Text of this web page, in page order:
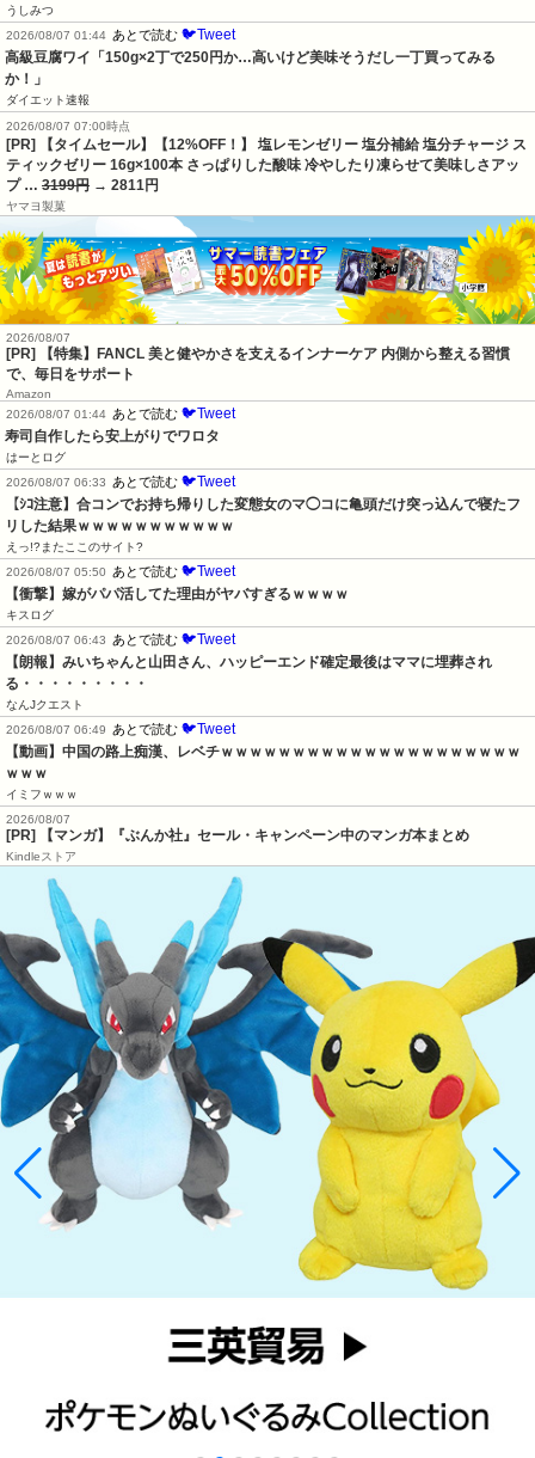
うしみつ
2026/08/07 01:44 あとで読む 🐦Tweet
高級豆腐ワイ「150g×2丁で250円か…高いけど美味そうだし一丁買ってみる
か！」
ダイエット速報
2026/08/07 07:00時点
[PR] 【タイムセール】【12%OFF！】 塩レモンゼリー 塩分補給 塩分チャージ ス
ティックゼリー 16g×100本 さっぱりした酸味 冷やしたり凍らせて美味しさアッ
プ … 3199円 → 2811円
ヤマヨ製菓
2026/08/07
[PR] 【特集】FANCL 美と健やかさを支えるインナーケア 内側から整える習慣
で、毎日をサポート
Amazon
2026/08/07 01:44 あとで読む 🐦Tweet
寿司自作したら安上がりでワロタ
はーとログ
2026/08/07 06:33
あとで読む 🐦Tweet
【ｼｺ注意】合コンでお持ち帰りした変態女のマ◯コに亀頭だけ突っ込んで寝たフ
リした結果ｗｗｗｗｗｗｗｗｗｗｗ
えっ!?またここのサイト?
2026/08/07 05:50
あとで読む 🐦Tweet
【衝撃】嫁がパパ活してた理由がヤバすぎるｗｗｗｗ
キスログ
2026/08/07 06:43
あとで読む 🐦Tweet
【朗報】みいちゃんと山田さん、ハッピーエンド確定最後はママに埋葬され
る・・・・・・・・・
なんJクエスト
2026/08/07 06:49
あとで読む 🐦Tweet
【動画】中国の路上痴漢、レベチｗｗｗｗｗｗｗｗｗｗｗｗｗｗｗｗｗｗｗｗｗ
ｗｗｗ
イミフｗｗｗ
2026/08/07
[PR] 【マンガ】『ぶんか社』セール・キャンペーン中のマンガ本まとめ
Kindleストア